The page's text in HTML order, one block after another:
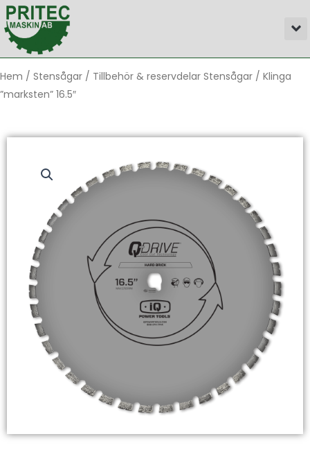
Hoppa
till
innehåll
Hem / Stensågar / Tillbehör & reservdelar Stensågar / Klinga
”marksten” 16.5″